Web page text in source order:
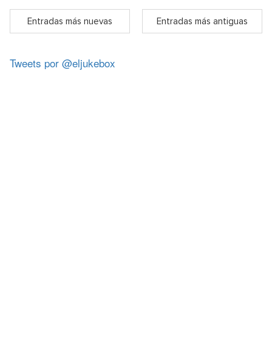
Entradas más nuevas Entradas más antiguas
Tweets por @eljukebox